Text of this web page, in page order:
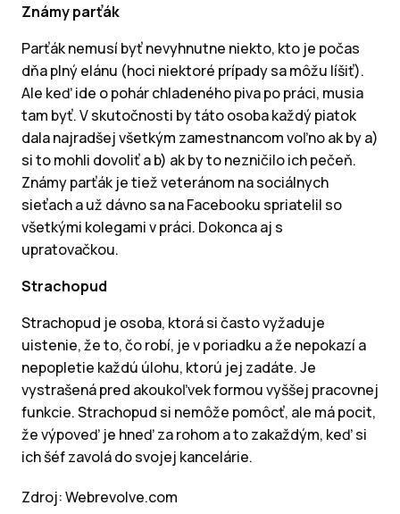
Známy parťák
Parťák nemusí byť nevyhnutne niekto, kto je počas
dňa plný elánu (hoci niektoré prípady sa môžu líšiť).
Ale keď ide o pohár chladeného piva po práci, musia
tam byť. V skutočnosti by táto osoba každý piatok
dala najradšej všetkým zamestnancom voľno ak by a)
si to mohli dovoliť a b) ak by to nezničilo ich pečeň.
Známy parťák je tiež veteránom na sociálnych
sieťach a už dávno sa na Facebooku spriatelil so
všetkými kolegami v práci. Dokonca aj s
upratovačkou.
Strachopud
Strachopud je osoba, ktorá si často vyžaduje
uistenie, že to, čo robí, je v poriadku a že nepokazí a
nepopletie každú úlohu, ktorú jej zadáte. Je
vystrašená pred akoukoľvek formou vyššej pracovnej
funkcie. Strachopud si nemôže pomôcť, ale má pocit,
že výpoveď je hneď za rohom a to zakaždým, keď si
ich šéf zavolá do svojej kancelárie.
Zdroj: Webrevolve.com